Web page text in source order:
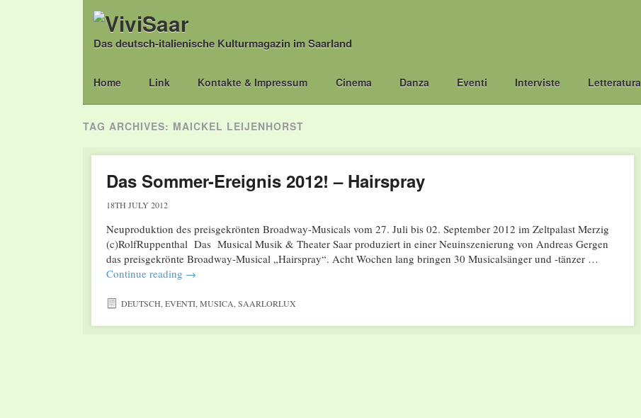
Das deutsch-italienische Kulturmagazin im Saarland
Main menu
Skip
Home Link Kontakte & Impressum Cinema Danza Eventi Interviste Letteratura
TAG ARCHIVES: MAICKEL LEIJENHORST
Das Sommer-Ereignis 2012! – Hairspray
18TH JULY 2012
Neuproduktion des preisgekrönten Broadway-Musicals vom 27. Juli bis 02. September 2012 im Zeltpalast Merzig
(c)RolfRuppenthal Das Musical Musik & Theater Saar produziert in einer Neuinszenierung von Andreas Gergen
das preisgekrönte Broadway-Musical „Hairspray“. Acht Wochen lang bringen 30 Musicalsänger und -tänzer …
Continue reading →
DEUTSCH,EVENTI,MUSICA,SAARLORLUX